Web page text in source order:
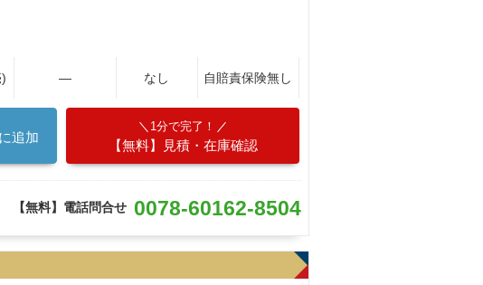
― なし 自賠責保険無し
追加
1分で完了！
【無料】見積・在庫確認
【無料】電話問合せ 0078-60162-8504